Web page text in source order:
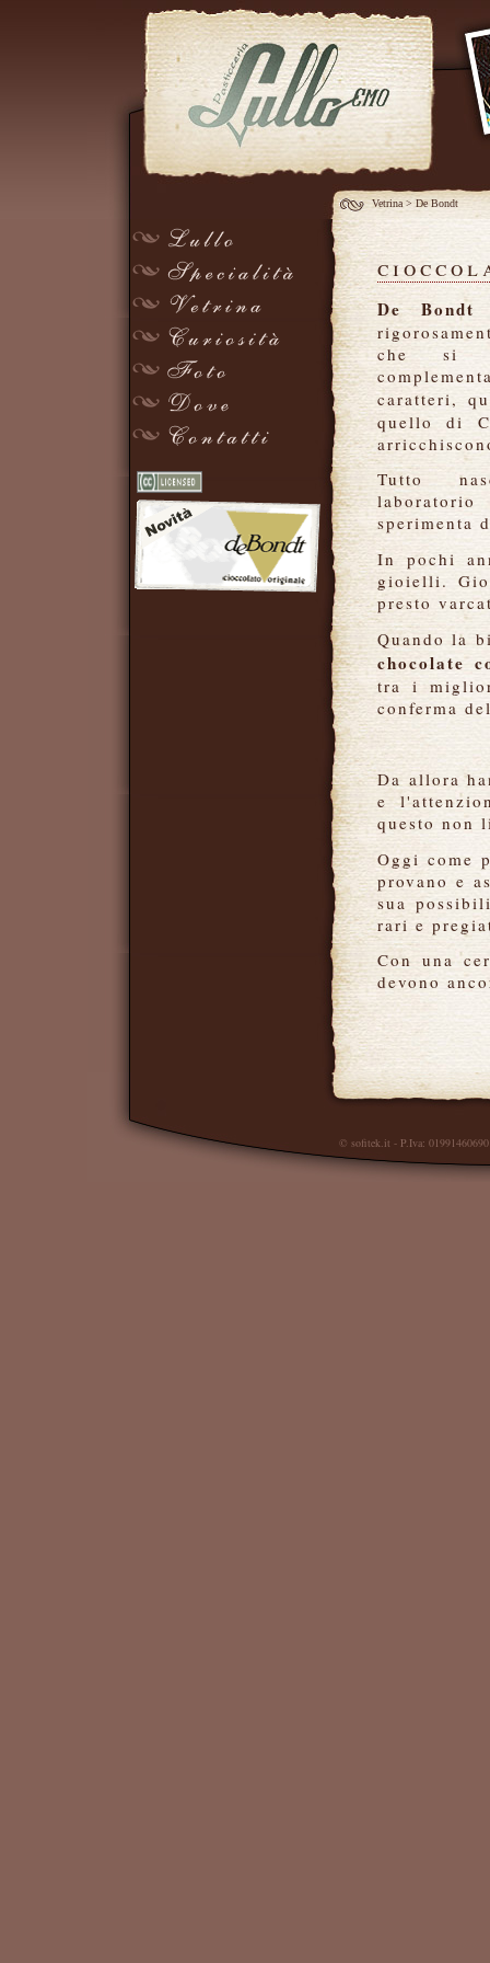
Vetrina > De Bondt
De
che si
caratteri,
quello di
Tutto
sperimenta
In pochi
gioielli.
presto
Quando la
chocolate
tra i
conferma
Da allora
e
questo non
Oggi come
provano e
sua
rari e
Con una
devono
© sofitek.it - P.Iva: 01991460690